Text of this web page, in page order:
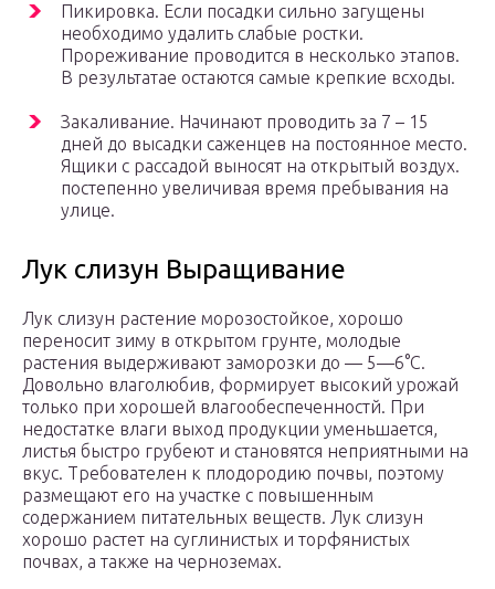
Пикировка. Если посадки сильно загущены
необходимо удалить слабые ростки.
Прореживание проводится в несколько этапов.
В результатае остаются самые крепкие всходы.
Закаливание. Начинают проводить за 7 – 15
дней до высадки саженцев на постоянное место.
Ящики с рассадой выносят на открытый воздух.
постепенно увеличивая время пребывания на
улице.
Лук слизун Выращивание
Лук слизун растение морозостойкое, хорошо
переносит зиму в открытом грунте, молодые
растения выдерживают заморозки до — 5—6°С.
Довольно влаголюбив, формирует высокий урожай
только при хорошей влагообеспеченностй. При
недостатке влаги выход продукции уменьшается,
листья быстро грубеют и становятся неприятными на
вкус. Требователен к плодородию почвы, поэтому
размещают его на участке с повышенным
содержанием питательных веществ. Лук слизун
хорошо растет на суглинистых и торфянистых
почвах, а также на черноземах.